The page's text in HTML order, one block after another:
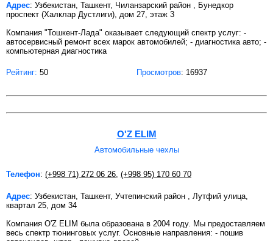
Адрес: Узбекистан, Ташкент, Чиланзарский район , Бунедкор
проспект (Халклар Дустлиги), дом 27, этаж 3
Компания "Тошкент-Лада" оказывает следующий спектр услуг: -
автосервисный ремонт всех марок автомобилей; - диагностика авто; -
компьютерная диагностика
Рейтинг: 50 Просмотров: 16937
O'Z ELIM
Автомобильные чехлы
Телефон: (+998 71) 272 06 26 (+998 95) 170 60 70
Адрес: Узбекистан, Ташкент, Учтепинский район , Лутфий улица,
квартал 25, дом 34
Компания O'Z ELIM была образована в 2004 году. Мы предоставляем
весь спектр тюнинговых услуг. Основные направления: - пошив